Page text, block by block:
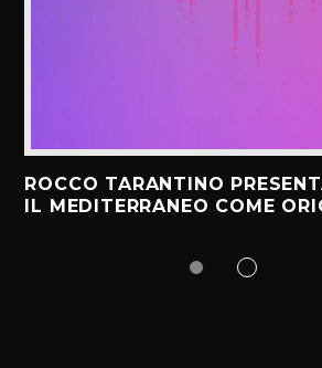
ROCCO TARANTINO
IL MEDITERRANEO COME